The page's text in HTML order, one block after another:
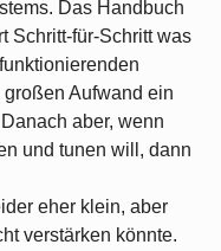
Das Handbuch
Schritt-für-Schritt was
Aufwand ein
aber, wenn
und tunen will, dann
eher klein, aber
verstärken könnte.